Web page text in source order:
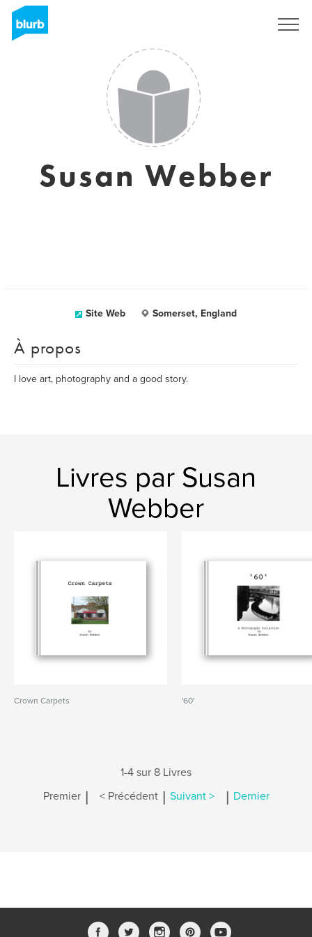
Susan Webber
Site Web Somerset, England
À propos
I love art, photography and a good story.
Livres par Susan
Webber
Crown Carpets '60'
1-4 sur 8 Livres
Premier | < Précédent | Suivant > | Dernier